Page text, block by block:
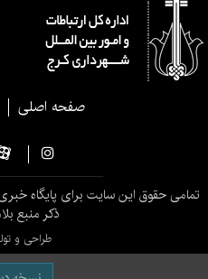
صفحه اصلی
تمامی حقوق این سایت برای پایگاه
ذکر منبع
طراحی و